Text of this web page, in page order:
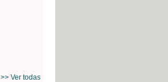
>> Ver todas